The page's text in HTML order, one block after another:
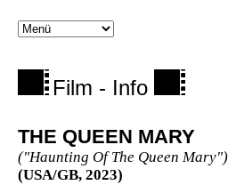
Film - Info
THE QUEEN MARY
("Haunting Of The Queen Mary")
(USA/GB, 2023)